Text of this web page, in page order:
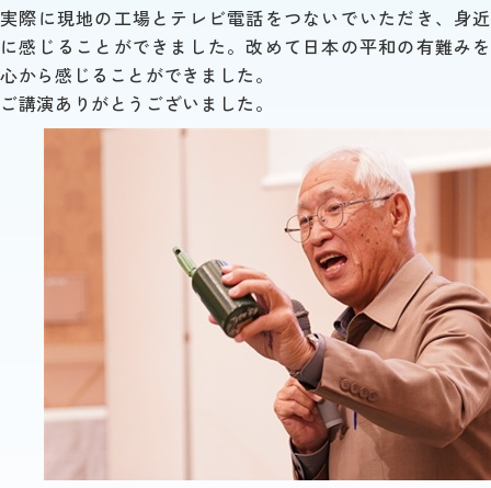
実際に現地の工場とテレビ電話をつないでいただき、身近
に感じることができました。改めて日本の平和の有難みを
心から感じることができました。
ご講演ありがとうございました。